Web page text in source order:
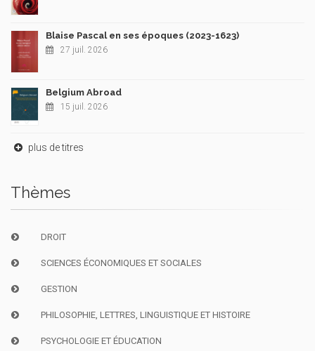
Blaise Pascal en ses époques (2023-1623)
27 juil. 2026
Belgium Abroad
15 juil. 2026
plus de titres
Thèmes
DROIT
SCIENCES ÉCONOMIQUES ET SOCIALES
GESTION
PHILOSOPHIE, LETTRES, LINGUISTIQUE ET HISTOIRE
PSYCHOLOGIE ET ÉDUCATION